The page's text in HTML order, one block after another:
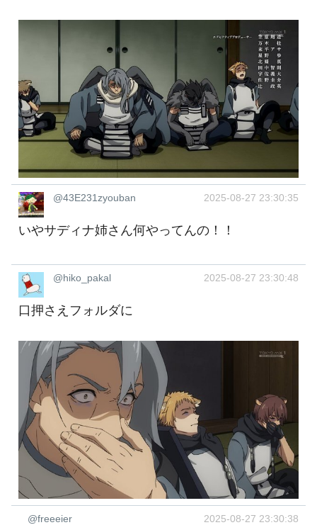
@43E231zyouban 2025-08-27 23:30:35
いやサディナ姉さん何やってんの！！
@hiko_pakal 2025-08-27 23:30:48
口押さえフォルダに
@freeeier 2025-08-27 23:30:38